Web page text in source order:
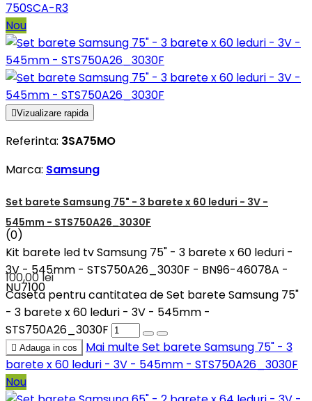
750SCA-R3
Nou
Vizualizare rapida
Referinta: 3SA75MO
Marca: Samsung
Set barete Samsung 75" - 3 barete x 60 leduri - 3V -
545mm - STS750A26_3030F
(0)
Kit barete led tv Samsung 75" - 3 barete x 60 leduri -
3V - 545mm - STS750A26_3030F - BN96-46078A -
NU7100
100,00 lei
Caseta pentru cantitatea de Set barete Samsung 75"
- 3 barete x 60 leduri - 3V - 545mm -
STS750A26_3030F
 Adauga in cos Mai multeSet barete Samsung 75" - 3
barete x 60 leduri - 3V - 545mm - STS750A26_3030F
Nou